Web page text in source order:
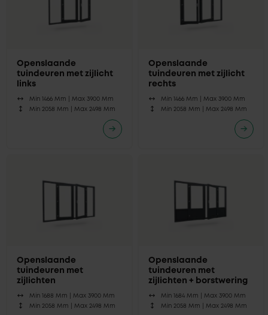
Openslaande
tuindeuren met zijlicht
links
Min 1466 Mm | Max 3900 Mm
Min 2058 Mm | Max 2498 Mm
Openslaande
tuindeuren met zijlicht
rechts
Min 1466 Mm | Max 3900 Mm
Min 2058 Mm | Max 2498 Mm
Openslaande
tuindeuren met
zijlichten
Min 1688 Mm | Max 3900 Mm
Min 2058 Mm | Max 2498 Mm
Openslaande
tuindeuren met
zijlichten + borstwering
Min 1684 Mm | Max 3900 Mm
Min 2058 Mm | Max 2498 Mm